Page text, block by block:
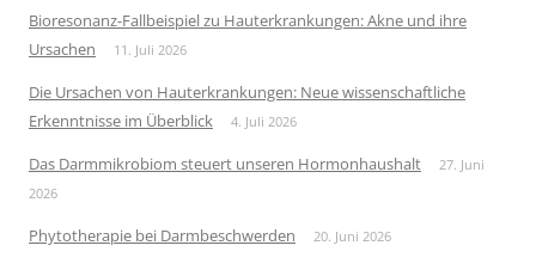
Bioresonanz-Fallbeispiel zu Hauterkrankungen: Akne und ihre
Ursachen
11. Juli 2026
Die Ursachen von Hauterkrankungen: Neue wissenschaftliche
Erkenntnisse im Überblick
4. Juli 2026
Das Darmmikrobiom steuert unseren Hormonhaushalt
27. Juni
2026
Phytotherapie bei Darmbeschwerden 20. Juni 2026